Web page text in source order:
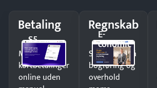
Betaling
S5
Modtag
kortbetalinger
online uden
Regnskab
E-
conomic
Spar timer på
bogføring og
overhold